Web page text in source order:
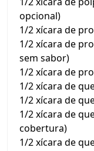
opcional)
1/2 xícara de
1/2 xícara de
sem sabor)
1/2 xícara de
1/2 xícara de
1/2 xícara de
1/2 xícara de
cobertura)
1/2 xícara de